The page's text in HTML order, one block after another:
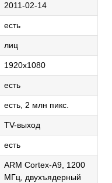
2011-02-14
есть
лиц
1920x1080
есть
есть, 2 млн пикс.
TV-выход
есть
ARM Cortex-A9, 1200
МГц, двухъядерный